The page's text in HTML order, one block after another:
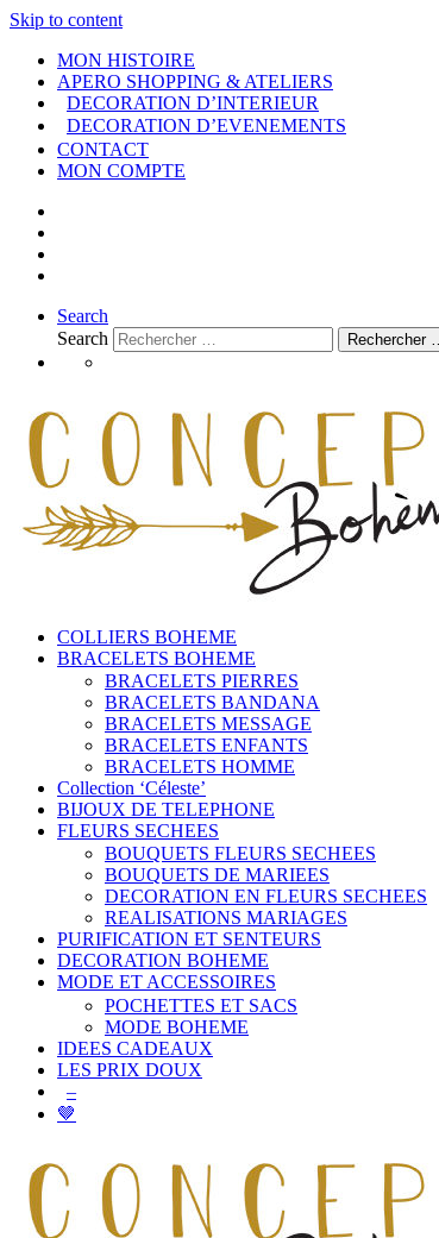
Skip to content
MON HISTOIRE
APERO SHOPPING & ATELIERS
DECORATION D’INTERIEUR
DECORATION D’EVENEMENTS
CONTACT
MON COMPTE
Search
Search
Rechercher …
COLLIERS BOHEME
BRACELETS BOHEME
BRACELETS PIERRES
BRACELETS BANDANA
BRACELETS MESSAGE
BRACELETS ENFANTS
BRACELETS HOMME
Collection ‘Céleste’
BIJOUX DE TELEPHONE
FLEURS SECHEES
BOUQUETS FLEURS SECHEES
BOUQUETS DE MARIEES
DECORATION EN FLEURS SECHEES
REALISATIONS MARIAGES
PURIFICATION ET SENTEURS
DECORATION BOHEME
MODE ET ACCESSOIRES
POCHETTES ET SACS
MODE BOHEME
IDEES CADEAUX
LES PRIX DOUX
–
🤎